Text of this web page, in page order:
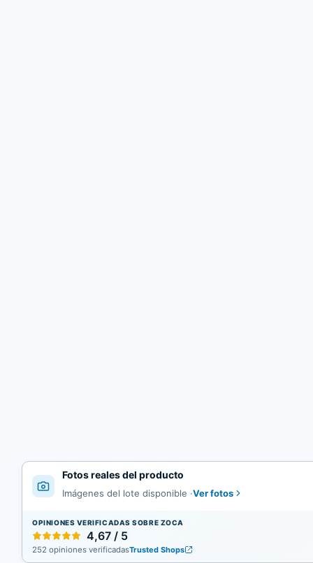
Fotos reales del producto
Imágenes del lote disponible ·Ver fotos
OPINIONES VERIFICADAS SOBRE ZOCA
4,67 / 5
252 opiniones verificadasTrusted Shops